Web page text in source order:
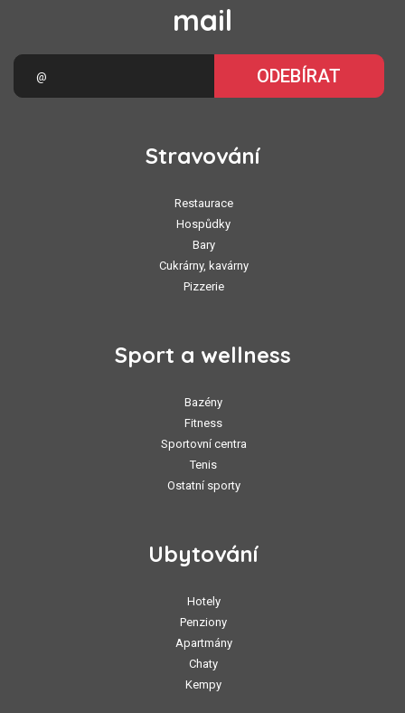
mail
ODEBÍRAT
Stravování
Restaurace
Hospůdky
Bary
Cukrárny, kavárny
Pizzerie
Sport a wellness
Bazény
Fitness
Sportovní centra
Tenis
Ostatní sporty
Ubytování
Hotely
Penziony
Apartmány
Chaty
Kempy